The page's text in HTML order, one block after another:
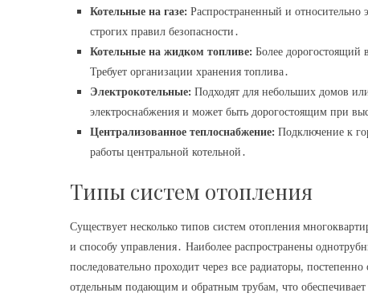
Котельные на газе: Распространенный и относительно
строгих правил безопасности․
Котельные на жидком топливе: Более дорогостоящий
Требует организации хранения топлива․
Электрокотельные: Подходят для небольших домов
электроснабжения и может быть дорогостоящим при
Централизованное теплоснабжение: Подключение к
работы центральной котельной․
Типы систем отопления
Существует несколько типов систем отопления
и способу управления․ Наиболее распространены
последовательно проходит через все радиаторы,
отдельным подающим и обратным трубам, что обеспечивает